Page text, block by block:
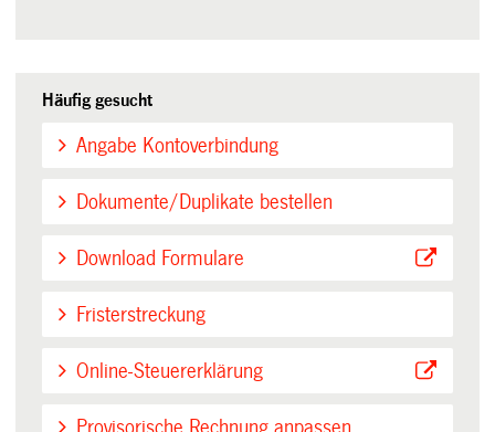
Häufig gesucht
Angabe Kontoverbindung
Dokumente/Duplikate bestellen
Download Formulare
Fristerstreckung
Online-Steuererklärung
Provisorische Rechnung anpassen